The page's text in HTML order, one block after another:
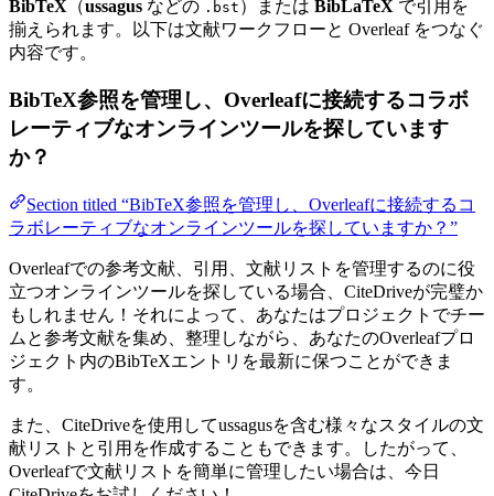
BibTeX （ussagus などの .bst ）または BibLaTeX で引用を
揃えられます。以下は文献ワークフローと Overleaf をつなぐ
内容です。
BibTeX参照を管理し、Overleafに接続するコラボ
レーティブなオンラインツールを探しています
か？
Section titled “BibTeX参照を管理し、Overleafに接続するコ
ラボレーティブなオンラインツールを探していますか？”
Overleafでの参考文献、引用、文献リストを管理するのに役
立つオンラインツールを探している場合、CiteDriveが完璧か
もしれません！それによって、あなたはプロジェクトでチー
ムと参考文献を集め、整理しながら、あなたのOverleafプロ
ジェクト内のBibTeXエントリを最新に保つことができま
す。
また、CiteDriveを使用してussagusを含む様々なスタイルの文
献リストと引用を作成することもできます。したがって、
Overleafで文献リストを簡単に管理したい場合は、今日